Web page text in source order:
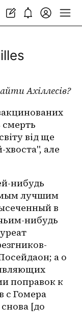
Ахіллесів?
смерть
від ще
але
нибудь
лучшим
в
нибудь
а о
поправок к
с Гомера
[до